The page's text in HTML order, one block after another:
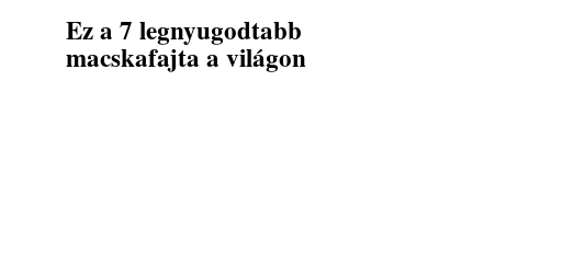
Ez a 7 legnyugodtabb
macskafajta a világon